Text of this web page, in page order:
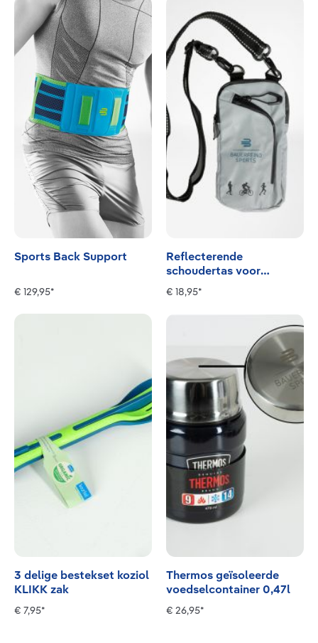
Sports Back Support
€ 129,95*
Reflecterende
schoudertas voor
mobiele telefoon
€ 18,95*
3 delige bestekset koziol
KLIKK zak
€ 7,95*
Thermos geïsoleerde
voedselcontainer 0,47l
€ 26,95*